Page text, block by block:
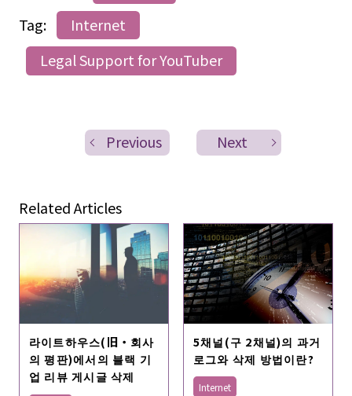
Tag:
Internet
Legal Support for YouTuber
Previous Next
Related Articles
라이트하우스(旧・회사
의 평판)에서의 블랙 기
업 리뷰 게시글 삭제
5채널(구 2채널)의 과거
로그와 삭제 방법이란?
Internet